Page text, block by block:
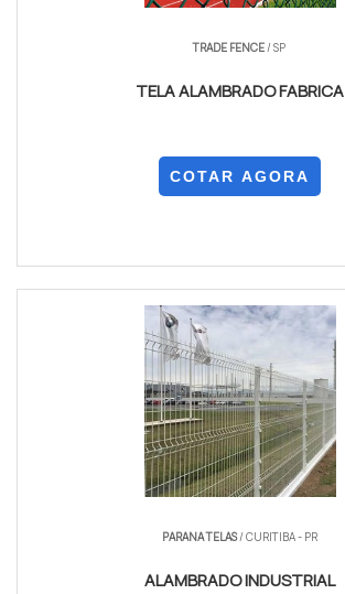
TRADE FENCE/ SP
TELA ALAMBRADO FABRICA
COTAR AGORA
PARANA TELAS/ CURITIBA - PR
ALAMBRADO INDUSTRIAL